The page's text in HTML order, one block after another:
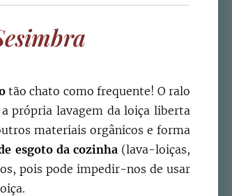
tão chato como frequente! O ralo
própria lavagem da loiça liberta
materiais orgânicos e forma
esgoto da cozinha (lava-loiças,
pois pode impedir-nos de usar